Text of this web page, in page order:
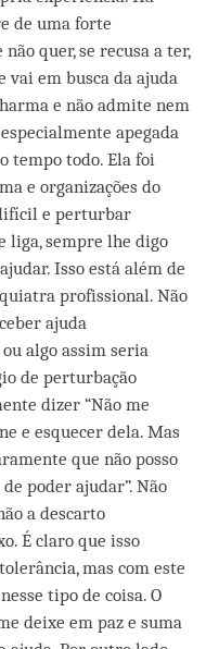
de uma forte
quer, se recusa a ter,
vai em busca da ajuda
e não admite nem
apegada
tempo todo. Ela foi
e organizações do
e perturbar
liga, sempre lhe digo
Isso está além de
profissional. Não
ajuda
algo assim seria
de perturbação
dizer “Não me
e esquecer dela. Mas
que não posso
poder ajudar”. Não
a descarto
É claro que isso
mas com este
tipo de coisa. O
deixe em paz e suma